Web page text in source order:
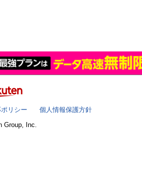
リシー
個人情報保護方針
Group, Inc.